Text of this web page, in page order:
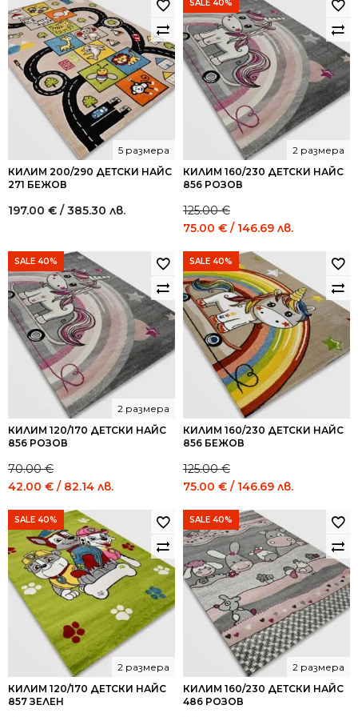
КИЛИМ 200/290 ДЕТСКИ НАЙС
271 БЕЖОВ
5 размера
197.00 € / 385.30 лв.
SALE 40%
КИЛИМ 160/230 ДЕТСКИ НАЙС
856 РОЗОВ
2 размера
125.00€
Original
was:
125.00 €
/
244.48
лв..
75.00 € / 146.69 лв.
75.00 €
/
146.69
лв..
SALE 40%
КИЛИМ 120/170 ДЕТСКИ НАЙС
856 РОЗОВ
2 размера
70.00€
Original
was:
70.00 €
/
136.91
лв..
42.00 € / 82.14 лв.
42.00 €
/
82.14
лв..
SALE 40%
КИЛИМ 160/230 ДЕТСКИ НАЙС
856 БЕЖОВ
125.00€
Original
was:
125.00 €
/
244.48
лв..
75.00 € / 146.69 лв.
75.00 €
/
146.69
лв..
SALE 40%
КИЛИМ 120/170 ДЕТСКИ НАЙС
857 ЗЕЛЕН
2 размера
SALE 40%
КИЛИМ 160/230 ДЕТСКИ НАЙС
486 РОЗОВ
2 размера